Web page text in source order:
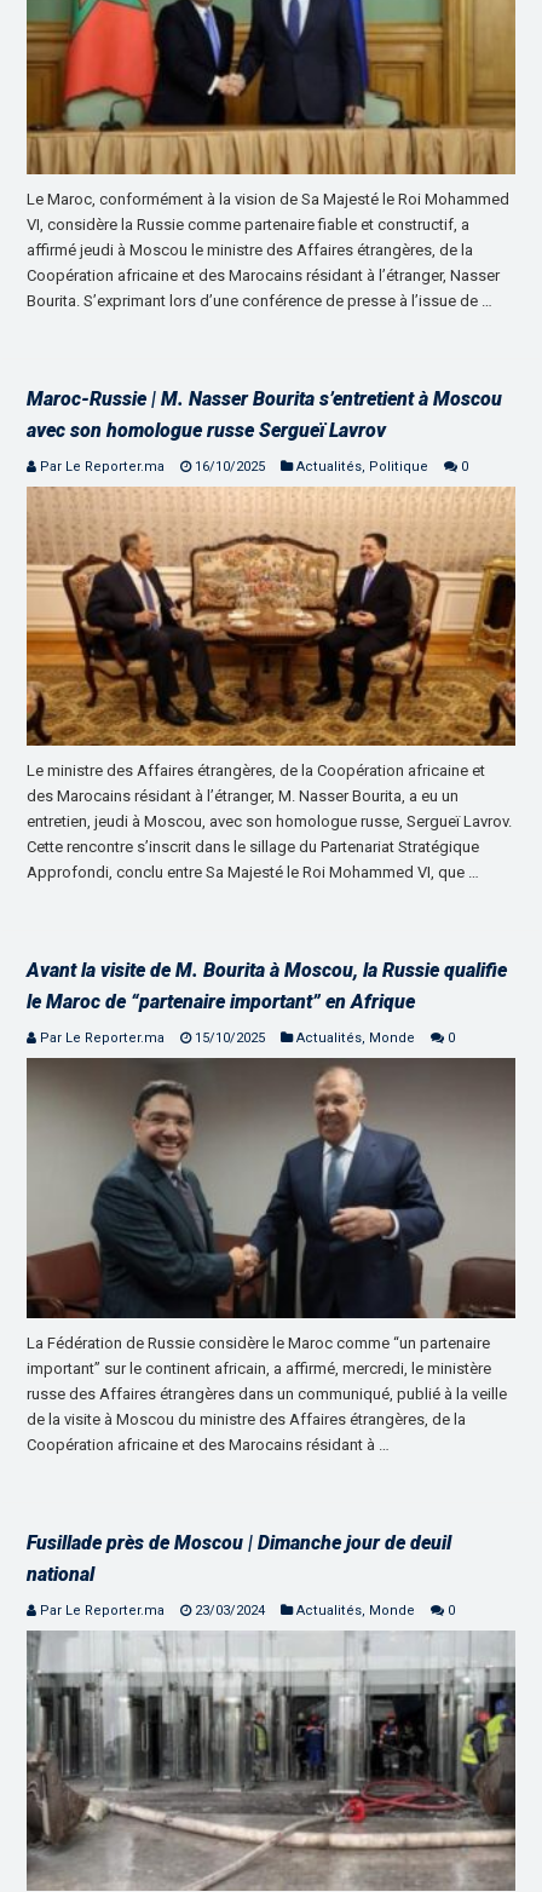
Le Maroc, conformément à la vision de Sa Majesté le Roi Mohammed
VI, considère la Russie comme partenaire fiable et constructif, a
affirmé jeudi à Moscou le ministre des Affaires étrangères, de la
Coopération africaine et des Marocains résidant à l’étranger, Nasser
Bourita. S’exprimant lors d’une conférence de presse à l’issue de …
Maroc-Russie | M. Nasser Bourita s’entretient à Moscou
avec son homologue russe Sergueï Lavrov
Par Le Reporter.ma 16/10/2025 Actualités, Politique 0
Le ministre des Affaires étrangères, de la Coopération africaine et
des Marocains résidant à l’étranger, M. Nasser Bourita, a eu un
entretien, jeudi à Moscou, avec son homologue russe, Sergueï Lavrov.
Cette rencontre s’inscrit dans le sillage du Partenariat Stratégique
Approfondi, conclu entre Sa Majesté le Roi Mohammed VI, que …
Avant la visite de M. Bourita à Moscou, la Russie qualifie
le Maroc de “partenaire important” en Afrique
Par Le Reporter.ma 15/10/2025 Actualités, Monde 0
La Fédération de Russie considère le Maroc comme “un partenaire
important” sur le continent africain, a affirmé, mercredi, le ministère
russe des Affaires étrangères dans un communiqué, publié à la veille
de la visite à Moscou du ministre des Affaires étrangères, de la
Coopération africaine et des Marocains résidant à …
Fusillade près de Moscou | Dimanche jour de deuil
national
Par Le Reporter.ma 23/03/2024 Actualités, Monde 0